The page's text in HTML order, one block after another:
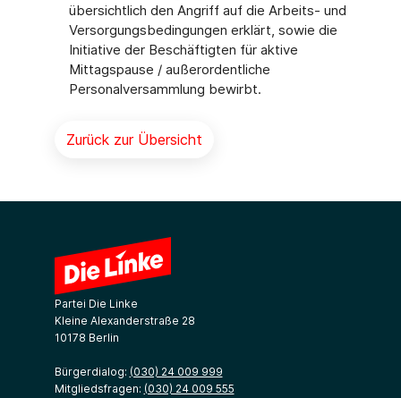
übersichtlich den Angriff auf die Arbeits- und
Versorgungsbedingungen erklärt, sowie die
Initiative der Beschäftigten für aktive
Mittagspause / außerordentliche
Personalversammlung bewirbt.
Zurück zur Übersicht
Partei Die Linke
Kleine Alexanderstraße 28
10178 Berlin
Bürgerdialog: (030) 24 009 999
Mitgliedsfragen: (030) 24 009 555